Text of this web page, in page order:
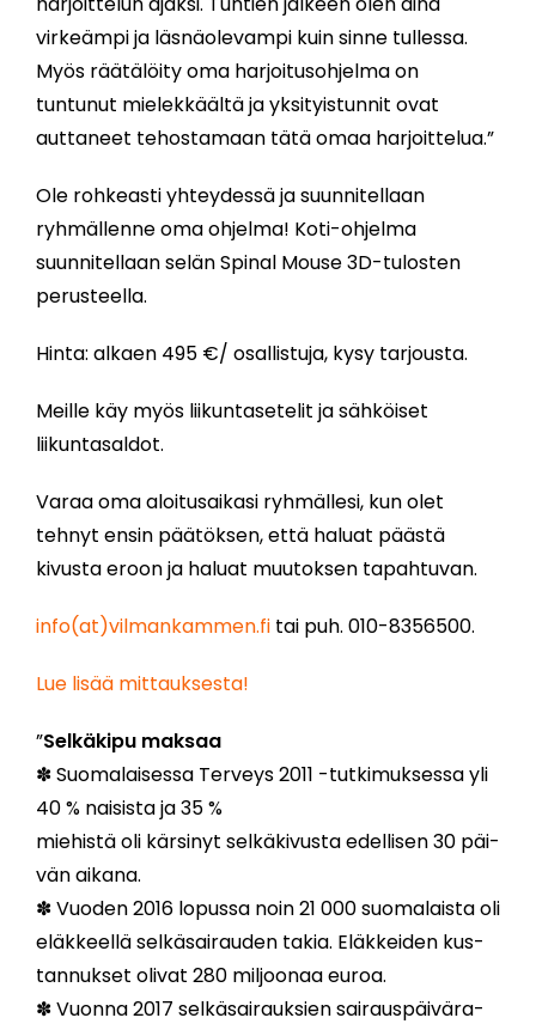
virkeämpi ja läsnäolevampi kuin sinne tullessa.
Myös räätälöity oma harjoitusohjelma on
tuntunut mielekkäältä ja yksityistunnit ovat
auttaneet tehostamaan tätä omaa harjoittelua.”
Ole rohkeasti yhteydessä ja suunnitellaan
ryhmällenne oma ohjelma! Koti-ohjelma
suunnitellaan selän Spinal Mouse 3D-tulosten
perusteella.
Hinta: alkaen 495 €/ osallistuja, kysy tarjousta.
Meille käy myös liikuntasetelit ja sähköiset
liikuntasaldot.
Varaa oma aloitusaikasi ryhmällesi, kun olet
tehnyt ensin päätöksen, että haluat päästä
kivusta eroon ja haluat muutoksen tapahtuvan.
info(at)vilmankammen.fi tai puh. 010-8356500.
Lue lisää mittauksesta!
”Sel­kä­ki­pu mak­saa
✽ Suo­ma­lai­ses­sa Ter­veys 2011 -tut­ki­muk­ses­sa yli
40 % nai­sis­ta ja 35 %
mie­his­tä oli kär­si­nyt sel­kä­ki­vus­ta edel­li­sen 30 päi­
vän ai­ka­na.
✽ Vuo­den 2016 lo­pus­sa noin 21 000 suo­ma­lais­ta oli
eläk­keel­lä sel­kä­sai­rau­den ta­kia. Eläk­kei­den kus­
tan­nuk­set oli­vat 280 mil­joo­naa eu­roa.
✽ Vuon­na 2017 sel­kä­sai­rauk­sien sai­raus­päi­vä­ra­